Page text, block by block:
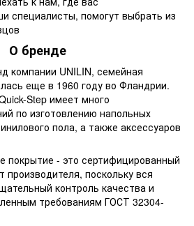
специалисты, помогут выбрать из
О бренде
компании UNILIN, семейная
еще в 1960 году во Фландрии.
Step имеет много
по изготовлению напольных
пола, а также аксессуаров
покрытие - это сертифицированный
производителя, поскольку вся
контроль качества и
требованиям ГОСТ 32304-